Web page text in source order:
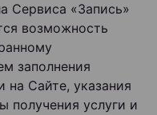
Сервиса «Запись»
возможность
заполнения
Сайте, указания
получения услуги и